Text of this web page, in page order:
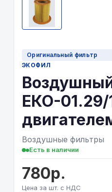
Оригинальный фильтр
ЭКОФИЛ
ЕКО-01.29/
Воздушные фильтры
Есть в наличии
780р.
Цена за шт. с НДС